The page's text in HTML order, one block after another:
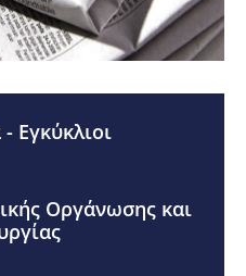
Εγκύκλιοι
Οργάνωσης και